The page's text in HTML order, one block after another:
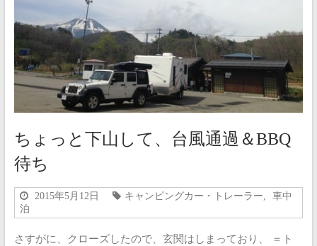
ちょっと下山して、台風通過＆BBQ
待ち
2015年5月12日 キャンピングカー・トレーラー
車中
泊
さすがに、クローズしたので、玄関はしまっており、 ＝ト